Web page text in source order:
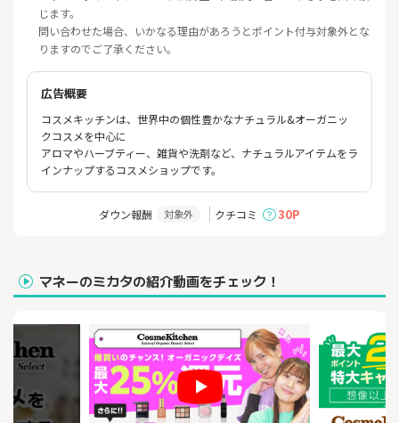
じます。
問い合わせた場合、いかなる理由があろうとポイント付与対象外とな
りますのでご了承ください。
広告概要
コスメキッチンは、世界中の個性豊かなナチュラル&オーガニッ
クコスメを中心に
アロマやハーブティー、雑貨や洗剤など、ナチュラルアイテムをラ
インナップするコスメショップです。
ダウン報酬 対象外 クチコミ 30P
マネーのミカタの紹介動画をチェック！